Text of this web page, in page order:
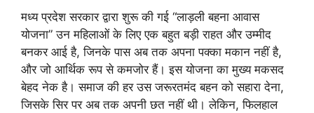
मध्य प्रदेश सरकार द्वारा शुरू की गई “लाड़ली बहना आवास
योजना” उन महिलाओं के लिए एक बहुत बड़ी राहत और उम्मीद
बनकर आई है, जिनके पास अब तक अपना पक्का मकान नहीं है,
और जो आर्थिक रूप से कमजोर हैं। इस योजना का मुख्य मकसद
बेहद नेक है। समाज की हर उस जरूरतमंद बहन को सहारा देना,
जिसके सिर पर अब तक अपनी छत नहीं थी। लेकिन, फिलहाल